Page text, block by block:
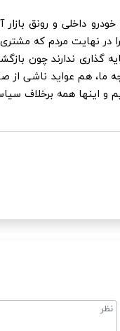
داخلی و رونق بازار
نهايت مردم كه مشترى
گذارى ندارند چون
ما، هم عوايد ناشى از
اينها همه برخلاف